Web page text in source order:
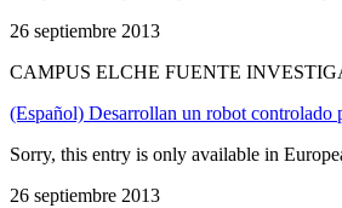
26 septiembre 2013
CAMPUS ELCHE FUENTE
(Español) Desarrollan un robot controlado
Sorry, this entry is only available in
26 septiembre 2013